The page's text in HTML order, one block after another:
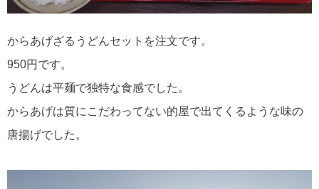
からあげざるうどんセットを注文です。
950円です。
うどんは平麺で独特な食感でした。
からあげは質にこだわってない的屋で出てくるような味の
唐揚げでした。